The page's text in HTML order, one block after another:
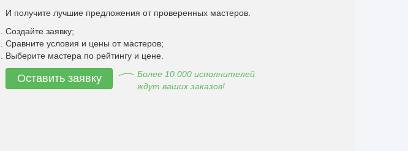
И получите лучшие предложения от проверенных мастеров.
Создайте заявку;
Сравните условия и цены от мастеров;
Выберите мастера по рейтингу и цене.
Оставить заявку
Более 10 000 исполнителей
ждут ваших заказов!